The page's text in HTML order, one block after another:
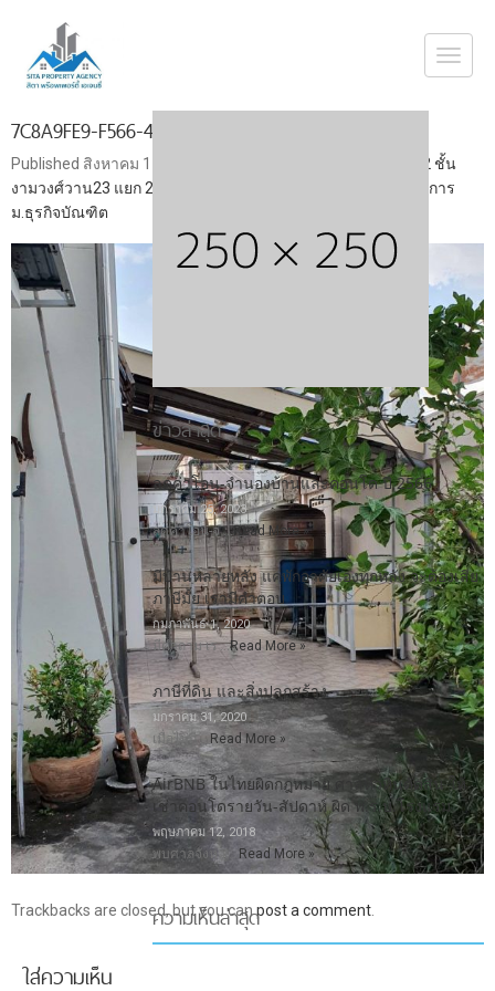
7C8A9FE9-F566-4D76-B3C6-2FF199B6818C
Published สิงหาคม 17, 2019
ขายบ้านเดี่ยว 2 ชั้น
งามวงศ์วาน23 แยก 23 ซอยวัดบัวขวัญ ใกล้เดอะมอลล์ ศูนย์ราชการ
ม.ธุรกิจบัณฑิต
Trackbacks are closed, but you canpost a comment.
ใส่ความเห็น
ข่าวล่าสุด
ลดค่าโอน-จำนองบ้านและคอนโด ปี 2566
มกราคม 25, 2023
ลดค่าโอน-จ …Read More »
มีบ้านหลายหลัง แค่พักอาศัยเองทุกหลัง จะต้องเสีย
ภาษีมั้ย เรามีคำตอบ
กุมภาพันธ์ 1, 2020
มีคำถาม เร …Read More »
ภาษีที่ดิน และสิ่งปลูกสร้าง
มกราคม 31, 2020
เมื่อไม่กี … Read More »
AirBNB ในไทยผิดกฎหมาย ศาลหัวหินตัดสิน ให้
เช่าคอนโดรายวัน-สัปดาห์ ผิด พ.ร.บ.โรงแรม
พฤษภาคม 12, 2018
พบศาลจังหว … Read More »
ความเห็นล่าสุด